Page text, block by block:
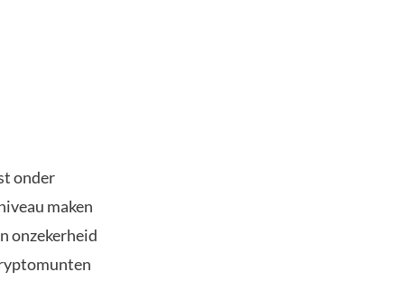
onder
maken
onzekerheid